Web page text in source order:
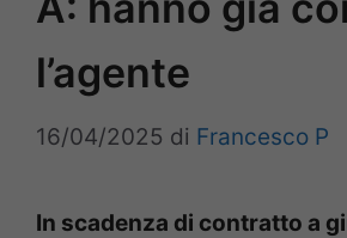
l’agente
16/04/2025 di Francesco P
In scadenza di contratto a